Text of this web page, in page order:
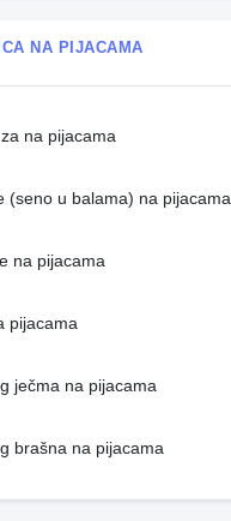
NA PIJACAMA
na pijacama
(seno u balama) na pijacama
na pijacama
pijacama
ječma na pijacama
brašna na pijacama